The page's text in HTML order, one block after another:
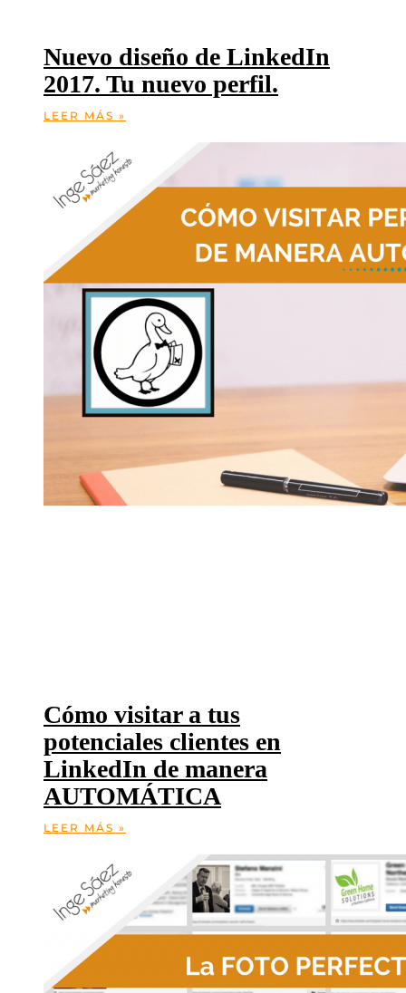
Nuevo diseño de LinkedIn
2017. Tu nuevo perfil.
LEER MÁS »
Cómo visitar a tus
potenciales clientes en
LinkedIn de manera
AUTOMÁTICA
LEER MÁS »